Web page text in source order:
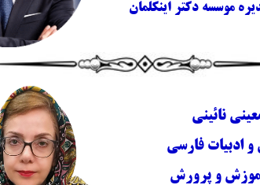
موسسه دکتر اینکلمان
نائینی
و ادبیات فارسی
و پرورش